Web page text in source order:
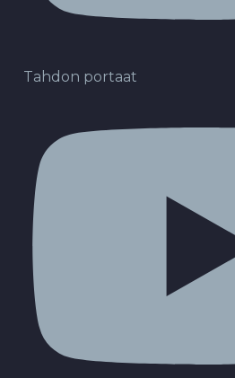
Tahdon portaat